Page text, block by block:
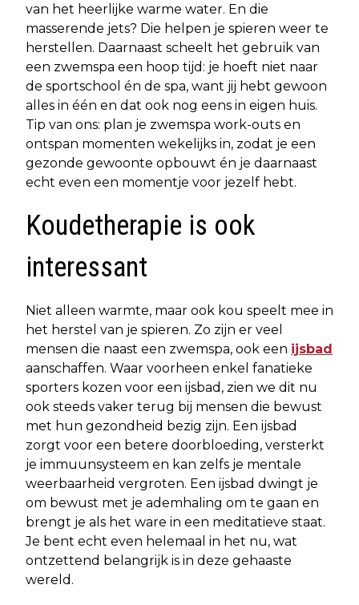
van het heerlijke warme water. En die
masserende jets? Die helpen je spieren weer te
herstellen. Daarnaast scheelt het gebruik van
een zwemspa een hoop tijd: je hoeft niet naar
de sportschool én de spa, want jij hebt gewoon
alles in één en dat ook nog eens in eigen huis.
Tip van ons: plan je zwemspa work-outs en
ontspan momenten wekelijks in, zodat je een
gezonde gewoonte opbouwt én je daarnaast
echt even een momentje voor jezelf hebt.
Koudetherapie is ook
interessant
Niet alleen warmte, maar ook kou speelt mee in
het herstel van je spieren. Zo zijn er veel
mensen die naast een zwemspa, ook een ijsbad
aanschaffen. Waar voorheen enkel fanatieke
sporters kozen voor een ijsbad, zien we dit nu
ook steeds vaker terug bij mensen die bewust
met hun gezondheid bezig zijn. Een ijsbad
zorgt voor een betere doorbloeding, versterkt
je immuunsysteem en kan zelfs je mentale
weerbaarheid vergroten. Een ijsbad dwingt je
om bewust met je ademhaling om te gaan en
brengt je als het ware in een meditatieve staat.
Je bent echt even helemaal in het nu, wat
ontzettend belangrijk is in deze gehaaste
wereld.